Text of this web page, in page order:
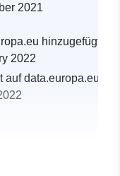
2021
hinzugefügt:
2022
auf data.europa.eu: